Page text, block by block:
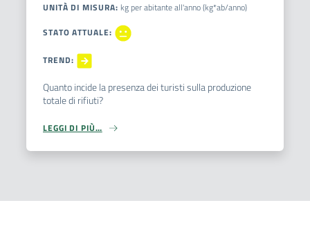
UNITÀ DI MISURA: kg per abitante all'anno (kg*ab/anno)
STATO ATTUALE:
TREND:
Quanto incide la presenza dei turisti sulla produzione
totale di rifiuti?
LEGGI DI PIÙ…